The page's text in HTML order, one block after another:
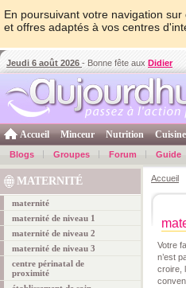
En poursuivant votre navigation
et offres adaptés à vos centres
Jeudi 6 août 2026 - Bonne fête aux Didier
Accueil Minceur Nutrition Cuisine
Blogs Groupes Forum Guide
MATERNITÉ
maternité
maternité de niveau 1
maternité de niveau 2
maternité de niveau 3
centre périnatal de
proximité
Accueil
Votre
n’est
croire,